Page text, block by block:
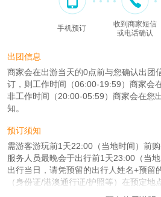
手机预订
收到商家短信
或电话确认
出团信息
商家会在出游当天的0点前与您确认出团
订，则工作时间（06:00-19:59）商家会
非工作时间（20:00-05:59）商家会在您
知。
预订须知
需游客游玩前1天22:00（当地时间）前
服务人员最晚会于出行前1天23:00（当
出行当日，请凭预留的出行人姓名+预留
（身份证/港澳通行证/护照等）在预定地